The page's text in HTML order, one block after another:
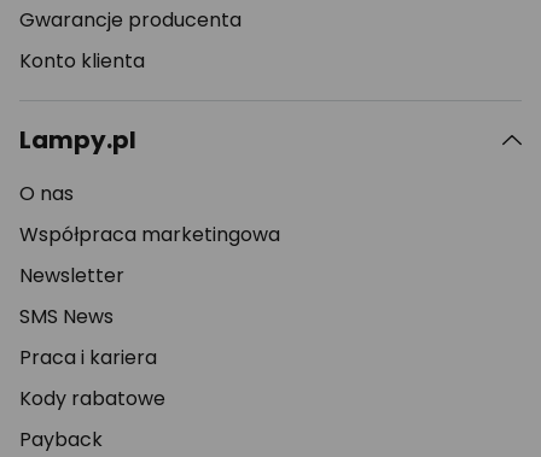
Gwarancje producenta
Konto klienta
Lampy.pl
O nas
Współpraca marketingowa
Newsletter
SMS News
Praca i kariera
Kody rabatowe
Payback